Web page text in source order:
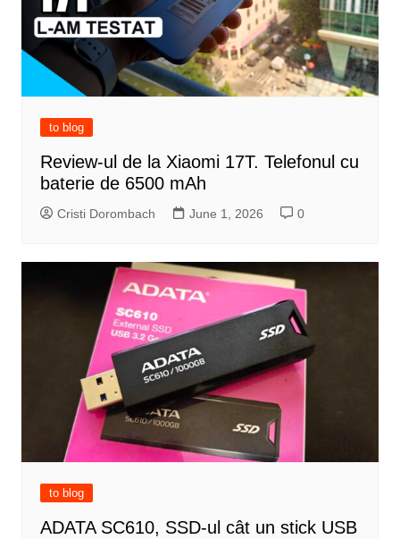
to blog
Review-ul de la Xiaomi 17T. Telefonul cu
baterie de 6500 mAh
Cristi Dorombach June 1, 2026 0
to blog
ADATA SC610, SSD-ul cât un stick USB